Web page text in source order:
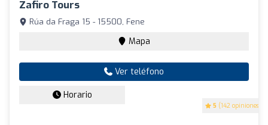
Zafiro Tours
5 (142 opiniones)
Rúa da Fraga 15 - 15500, Fene
Mapa
Ver teléfono
Horario